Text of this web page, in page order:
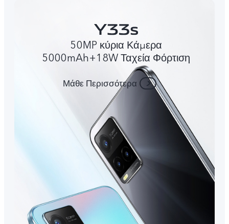
50MP κύρια Κάμερα
5000mAh+18W Ταχεία Φόρτιση
Μάθε Περισσότερα